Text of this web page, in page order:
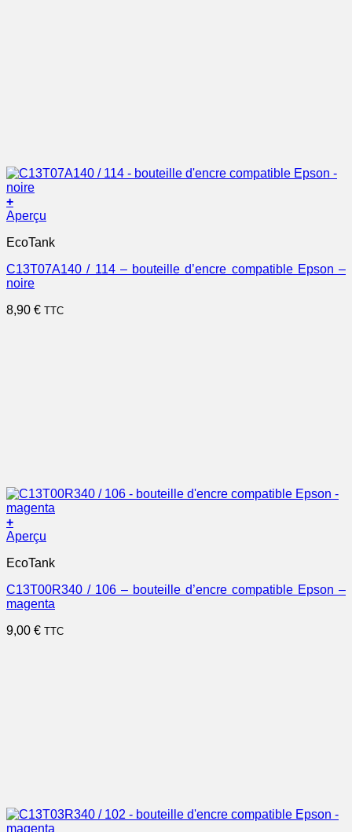
+
Aperçu
EcoTank
C13T07A140 / 114 – bouteille d’encre compatible Epson –
noire
8,90 € TTC
+
Aperçu
EcoTank
C13T00R340 / 106 – bouteille d’encre compatible Epson –
magenta
9,00 € TTC